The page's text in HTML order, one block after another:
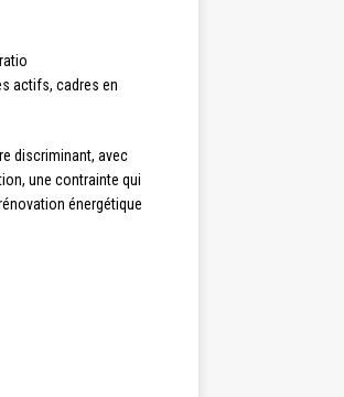
actifs, cadres en
discriminant, avec
une contrainte qui
énergétique